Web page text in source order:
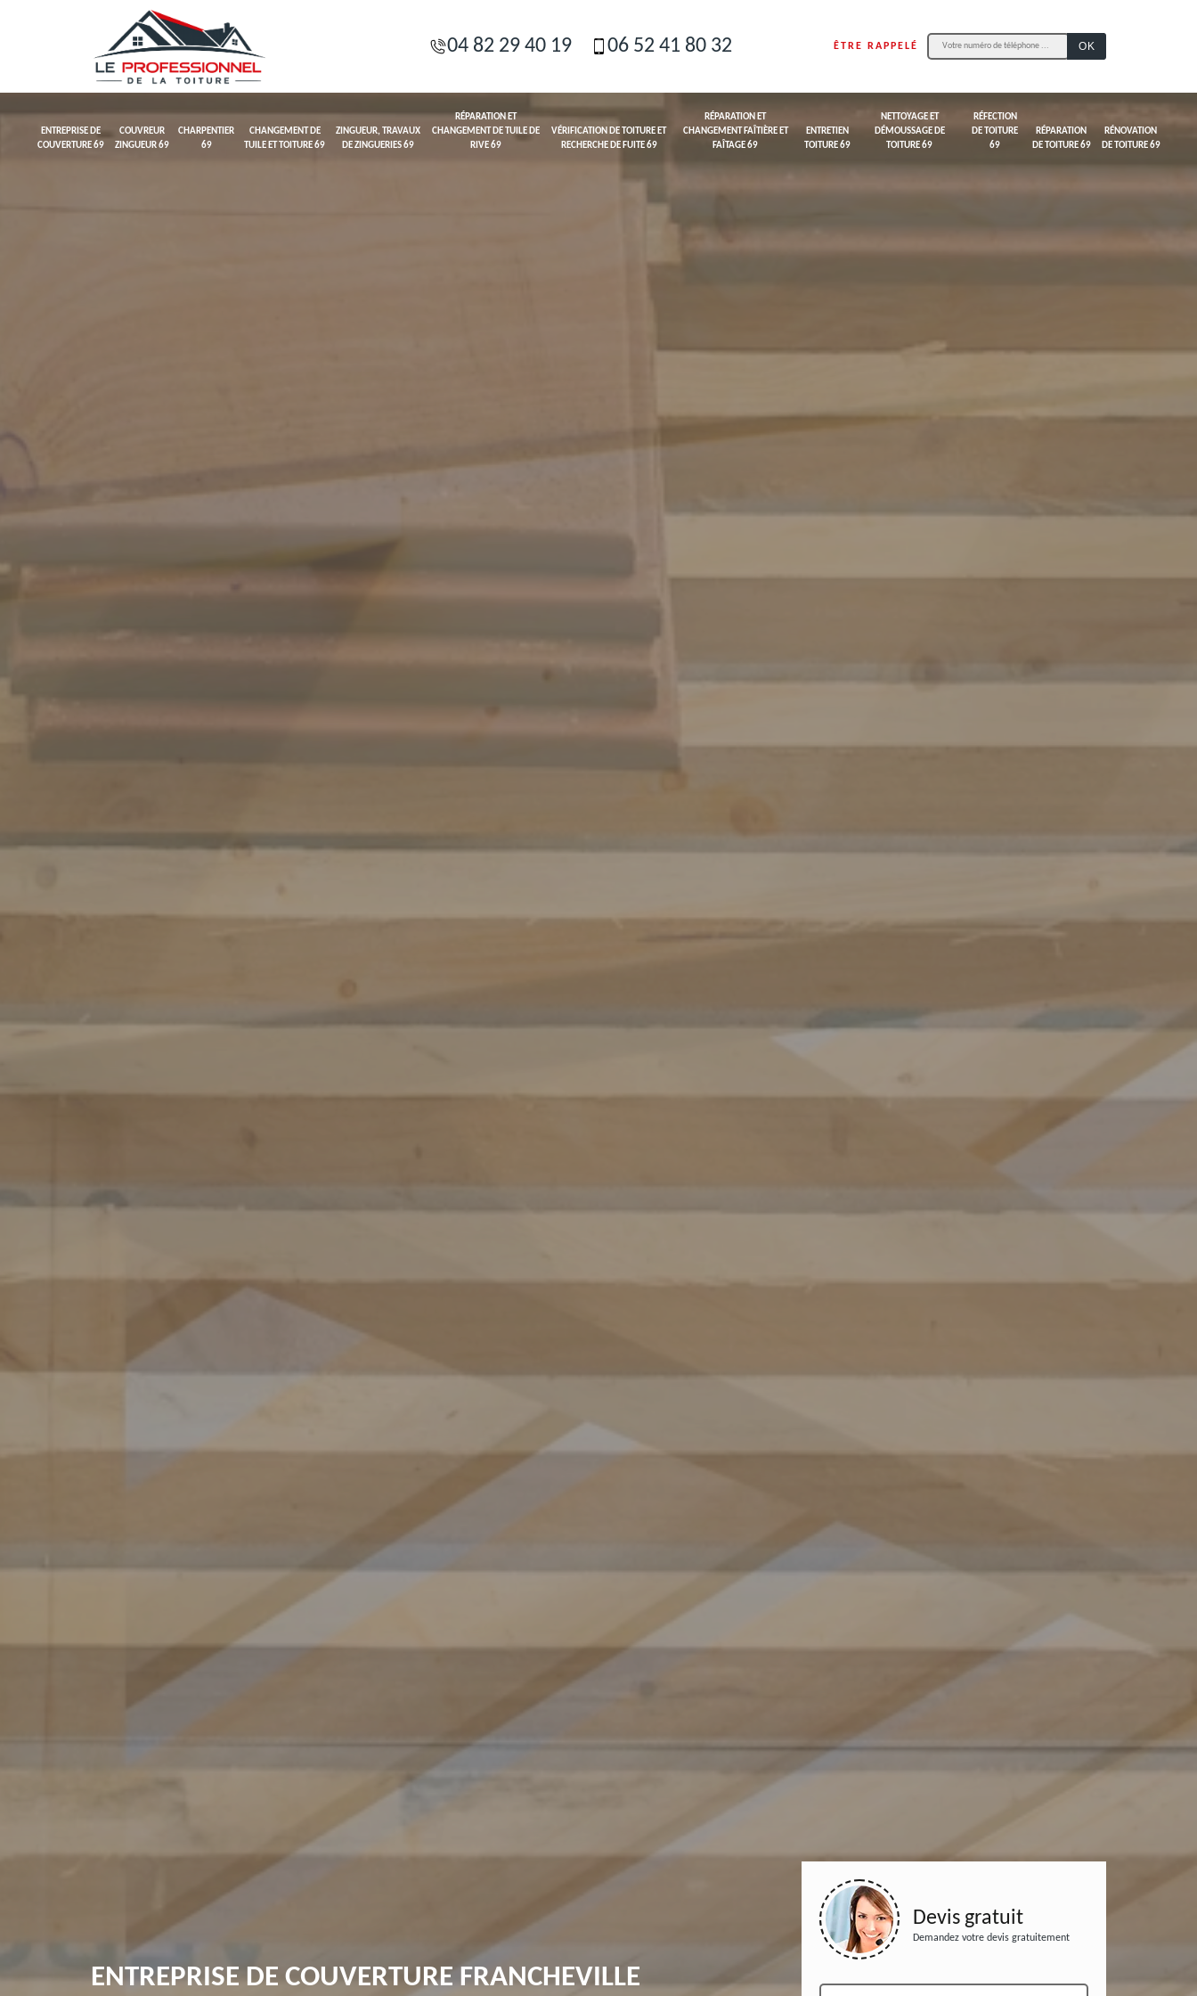
04 82 29 40 19 06 52 41 80 32 ÊTRE RAPPELÉ
ENTREPRISE DE
COUVERTURE 69
COUVREUR
ZINGUEUR 69
CHARPENTIER
69
CHANGEMENT DE
TUILE ET TOITURE 69
ZINGUEUR, TRAVAUX
DE ZINGUERIES 69
RÉPARATION ET
CHANGEMENT DE TUILE DE
RIVE 69
VÉRIFICATION DE TOITURE ET
RECHERCHE DE FUITE 69
RÉPARATION ET
CHANGEMENT FAÎTIÈRE ET
FAÎTAGE 69
ENTRETIEN
TOITURE 69
NETTOYAGE ET
DÉMOUSSAGE DE
TOITURE 69
RÉFECTION
DE TOITURE
69
RÉPARATION
DE TOITURE 69
RÉNOVATION
DE TOITURE 69
ENTREPRISE DE COUVERTURE FRANCHEVILLE
Devis gratuit
Demandez votre devis gratuitement